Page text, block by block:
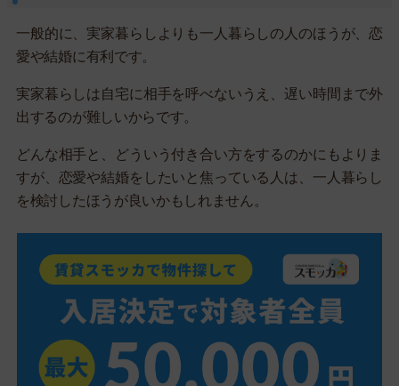
一般的に、実家暮らしよりも一人暮らしの人のほうが、恋
愛や結婚に有利です。
実家暮らしは自宅に相手を呼べないうえ、遅い時間まで外
出するのが難しいからです。
どんな相手と、どういう付き合い方をするのかにもよりま
すが、恋愛や結婚をしたいと焦っている人は、一人暮らし
を検討したほうが良いかもしれません。